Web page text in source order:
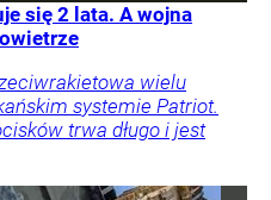
się 2 lata. A wojna
wielu
systemie Patriot.
trwa długo i jest